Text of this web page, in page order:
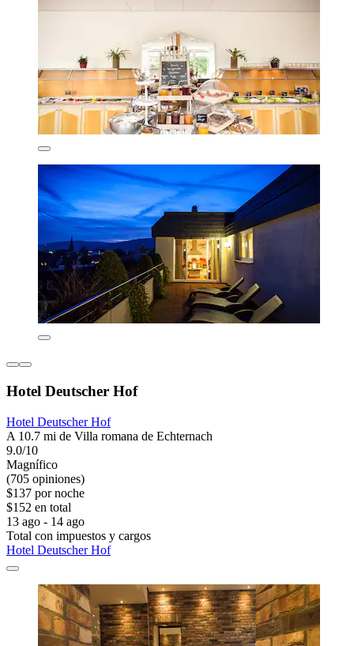
Hotel Deutscher Hof
Hotel Deutscher Hof
A 10.7 mi de Villa romana de Echternach
9.0/10
Magnífico
(705 opiniones)
$137 por noche
$152 en total
13 ago - 14 ago
Total con impuestos y cargos
Hotel Deutscher Hof